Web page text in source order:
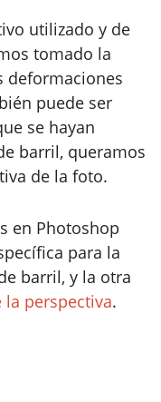
utilizado y de
tomado la
deformaciones
puede ser
se hayan
barril, queramos
de la foto.
en Photoshop
para la
barril, y la otra
perspectiva.